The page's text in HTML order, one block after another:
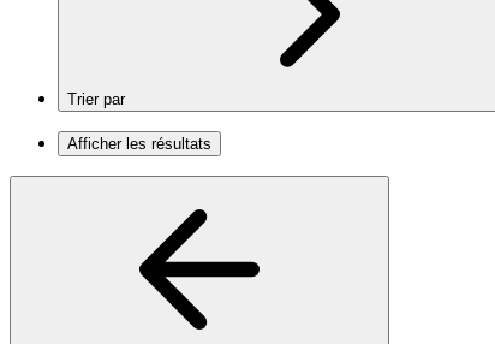
Trier par
Afficher les résultats